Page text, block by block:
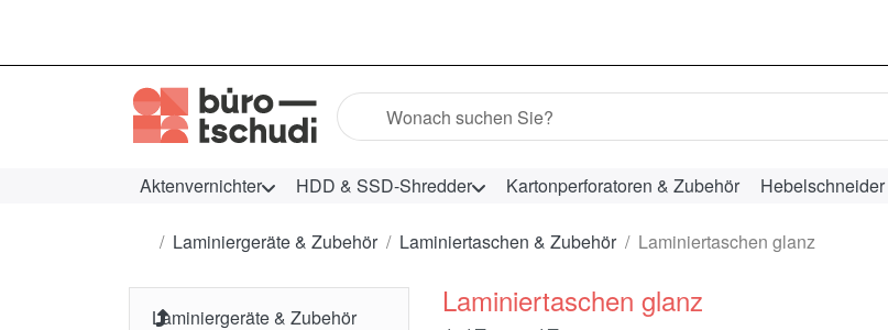
Geben Sie einen Suchbegriff ein. Während Sie tippen, erscheinen
Aktenvernichter
HDD & SSD-Shredder Kartonperforatoren & Zubehör
Startseite
Laminiergeräte & Zubehör Laminiertaschen & Zubehör Laminiertaschen glanz
Laminiergeräte & Zubehör Laminiertaschen glanz